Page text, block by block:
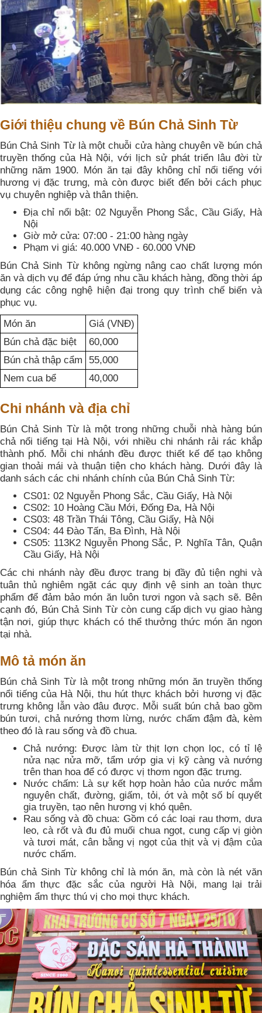
Giới thiệu chung về Bún Chả Sinh Từ
Bún Chả Sinh Từ là một chuỗi cửa hàng chuyên về bún chả
truyền thống của Hà Nội, với lịch sử phát triển lâu đời từ
những năm 1900. Món ăn tại đây không chỉ nổi tiếng với
hương vị đặc trưng, mà còn được biết đến bởi cách phục
vụ chuyên nghiệp và thân thiện.
Địa chỉ nổi bật: 02 Nguyễn Phong Sắc, Cầu Giấy, Hà
Nội
Giờ mở cửa: 07:00 - 21:00 hàng ngày
Phạm vi giá: 40.000 VNĐ - 60.000 VNĐ
Bún Chả Sinh Từ không ngừng nâng cao chất lượng món
ăn và dịch vụ để đáp ứng nhu cầu khách hàng, đồng thời áp
dụng các công nghệ hiện đại trong quy trình chế biến và
phục vụ.
Món ăn
Giá (VNĐ)
Bún chả đặc biệt
60,000
Bún chả thập cẩm
55,000
Nem cua bể
40,000
Chi nhánh và địa chỉ
Bún Chả Sinh Từ là một trong những chuỗi nhà hàng bún
chả nổi tiếng tại Hà Nội, với nhiều chi nhánh rải rác khắp
thành phố. Mỗi chi nhánh đều được thiết kế để tạo không
gian thoải mái và thuận tiện cho khách hàng. Dưới đây là
danh sách các chi nhánh chính của Bún Chả Sinh Từ:
CS01: 02 Nguyễn Phong Sắc, Cầu Giấy, Hà Nội
CS02: 10 Hoàng Cầu Mới, Đống Đa, Hà Nội
CS03: 48 Trần Thái Tông, Cầu Giấy, Hà Nội
CS04: 44 Đào Tấn, Ba Đình, Hà Nội
CS05: 113K2 Nguyễn Phong Sắc, P. Nghĩa Tân, Quận
Cầu Giấy, Hà Nội
Các chi nhánh này đều được trang bị đầy đủ tiện nghi và
tuân thủ nghiêm ngặt các quy định vệ sinh an toàn thực
phẩm để đảm bảo món ăn luôn tươi ngon và sạch sẽ. Bên
cạnh đó, Bún Chả Sinh Từ còn cung cấp dịch vụ giao hàng
tận nơi, giúp thực khách có thể thưởng thức món ăn ngon
tại nhà.
Mô tả món ăn
Bún chả Sinh Từ là một trong những món ăn truyền thống
nổi tiếng của Hà Nội, thu hút thực khách bởi hương vị đặc
trưng không lẫn vào đâu được. Mỗi suất bún chả bao gồm
bún tươi, chả nướng thơm lừng, nước chấm đậm đà, kèm
theo đó là rau sống và đồ chua.
Chả nướng: Được làm từ thịt lợn chọn lọc, có tỉ lệ
nửa nạc nửa mỡ, tẩm ướp gia vị kỹ càng và nướng
trên than hoa để có được vị thơm ngon đặc trưng.
Nước chấm: Là sự kết hợp hoàn hảo của nước mắm
nguyên chất, đường, giấm, tỏi, ớt và một số bí quyết
gia truyền, tạo nên hương vị khó quên.
Rau sống và đồ chua: Gồm có các loại rau thơm, dưa
leo, cà rốt và đu đủ muối chua ngọt, cung cấp vị giòn
và tươi mát, cân bằng vị ngọt của thịt và vị đậm của
nước chấm.
Bún chả Sinh Từ không chỉ là món ăn, mà còn là nét văn
hóa ẩm thực đặc sắc của người Hà Nội, mang lại trải
nghiệm ẩm thực thú vị cho mọi thực khách.